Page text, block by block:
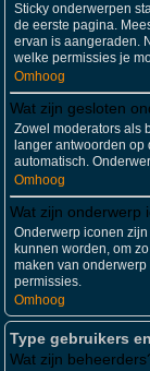
Sticky onderwerpen
de eerste pagina.
ervan is aangeraden.
welke permissies je
Omhoog
Wat zijn gesloten
Zowel moderators als
langer antwoorden
automatisch.
Omhoog
Wat zijn onderwerp
Onderwerp iconen
kunnen worden, om
maken van
permissies.
Omhoog
Type gebruikers
Wat zijn